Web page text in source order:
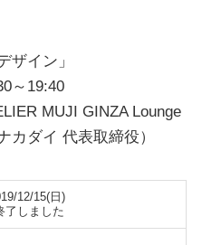
ザイン」
～19:40
MUJI GINZA Lounge
カダイ 代表取締役）
12/15(日)
了しました